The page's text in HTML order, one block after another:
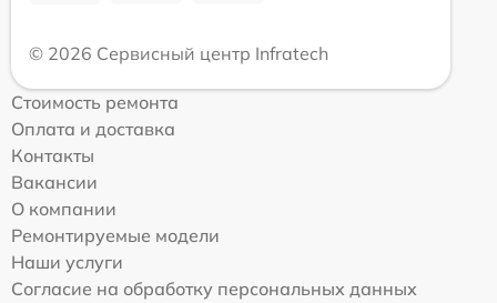
© 2026 Сервисный центр Infratech
Стоимость ремонта
Оплата и доставка
Контакты
Вакансии
О компании
Ремонтируемые модели
Наши услуги
Согласие на обработку персональных данных